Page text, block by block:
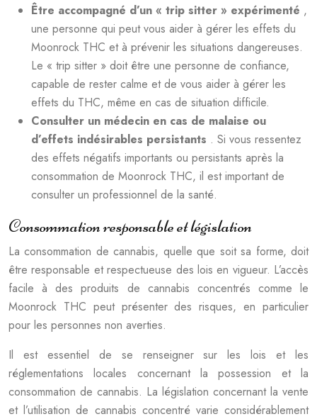
Être accompagné d’un « trip sitter » expérimenté ,
une personne qui peut vous aider à gérer les effets du
Moonrock THC et à prévenir les situations dangereuses.
Le « trip sitter » doit être une personne de confiance,
capable de rester calme et de vous aider à gérer les
effets du THC, même en cas de situation difficile.
Consulter un médecin en cas de malaise ou
d’effets indésirables persistants . Si vous ressentez
des effets négatifs importants ou persistants après la
consommation de Moonrock THC, il est important de
consulter un professionnel de la santé.
Consommation responsable et législation
La consommation de cannabis, quelle que soit sa forme, doit
être responsable et respectueuse des lois en vigueur. L’accès
facile à des produits de cannabis concentrés comme le
Moonrock THC peut présenter des risques, en particulier
pour les personnes non averties.
Il est essentiel de se renseigner sur les lois et les
réglementations locales concernant la possession et la
consommation de cannabis. La législation concernant la vente
et l’utilisation de cannabis concentré varie considérablement